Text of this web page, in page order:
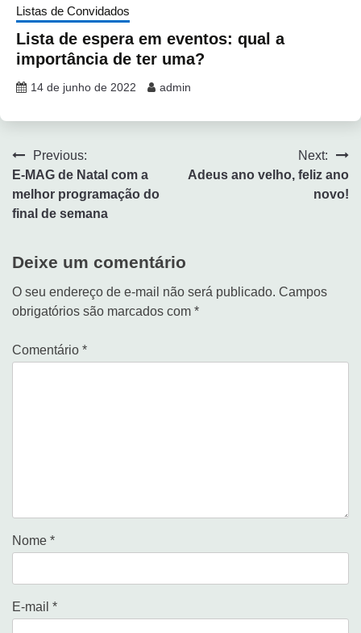
Listas de Convidados
Lista de espera em eventos: qual a
importância de ter uma?
14 de junho de 2022 admin
Previous:
E-MAG de Natal com a
melhor programação do
final de semana
Next:
Adeus ano velho, feliz ano
novo!
Deixe um comentário
O seu endereço de e-mail não será publicado. Campos
obrigatórios são marcados com *
Comentário *
Nome *
E-mail *